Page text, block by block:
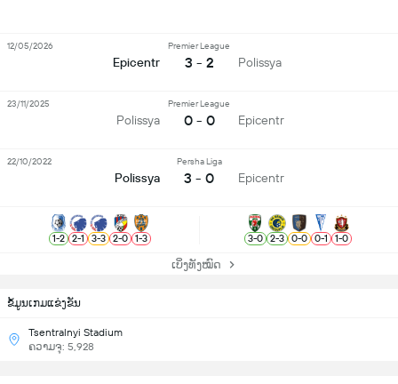
ຂ້ໍມູນເກມແຂ່ງຂັນ
Tsentralnyi Stadium
ຄວາມຈຸ: 5,928
Epicentr
Premier League
3 - 2 Polissya
12/05/2026
Polissya
Premier League
0 - 0 Epicentr
23/11/2025
Polissya
Persha Liga
3 - 0 Epicentr
22/10/2022
1-2 2-1 3-3 2-0 1-3 3-0 2-3 0-0 0-1 1-0
ເບິ່ງທັງໝົດ